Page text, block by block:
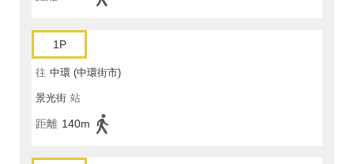
1P
往 中環 (中環街市)
景光街 站
距離 140m